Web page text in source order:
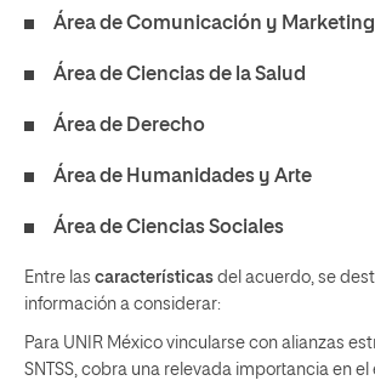
Área de Comunicación y Marketing
Área de Ciencias de la Salud
Área de Derecho
Área de Humanidades y Arte
Área de Ciencias Sociales
Entre las características del acuerdo, se
información a considerar:
Para UNIR México vincularse con alianzas
SNTSS, cobra una relevada importancia en el